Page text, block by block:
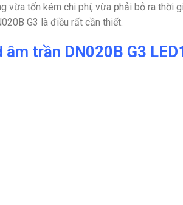
vừa tốn kém chi phí, vừa phải bỏ ra thời
G3 là điều rất cần thiết.
trần DN020B G3